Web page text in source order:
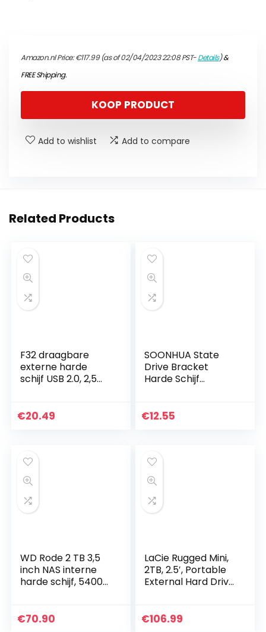
Amazon.nl Price:€117.99(as of 02/04/2023 22:08 PST-Details)&
FREE Shipping.
KOOP PRODUCT
Add to wishlist Add to compare
Related Products
F32 draagbare
externe harde
schijf USB 2.0, 2,5
up/opslag, 250 GB
€20.49
SOONHUA State
Drive Bracket
Harde Schijf
Accessoire
€12.55
WD Rode 2 TB 3,5
inch NAS interne
harde schijf, 5400
€70.90
LaCie Rugged Mini,
2TB, 2.5′, Portable
External Hard Drive,
Pressure Resistant,
€106.99